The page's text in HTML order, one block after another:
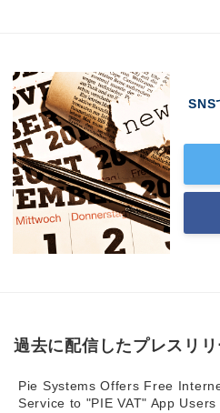
SNS
過去に配信したプレスリリ
Pie Systems Offers Free
Service to "PIE VAT" App Users